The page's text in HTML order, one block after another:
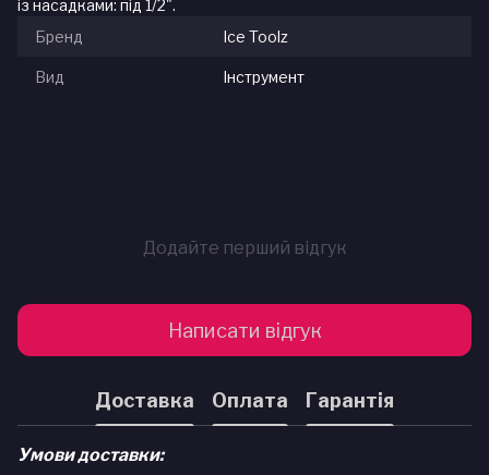
із насадками: під 1/2".
Бренд
Ice Toolz
Вид Інструмент
Додайте перший відгук
Написати відгук
Доставка Оплата Гарантія
Умови доставки: